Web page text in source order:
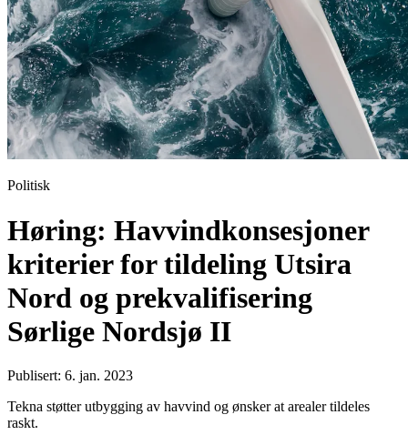
Politisk
Høring: Havvindkonsesjoner
kriterier for tildeling Utsira
Nord og prekvalifisering
Sørlige Nordsjø II
Publisert: 6. jan. 2023
Tekna støtter utbygging av havvind og ønsker at arealer tildeles
raskt.